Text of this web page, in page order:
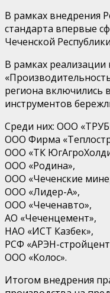
В рамках внедрения
стандарта впервые
Чеченской
В рамках
региона включились
инструментов
Среди них: ООО
ООО Фирма
ООО «ТК
ООО «Родина»,
ООО «Чеченские
ООО «Лидер-А»,
ООО «Чеченавто»,
АО «Чеченцемент»,
НАО «ИСТ Казбек»,
РСФ «АРЭН-
ООО «Колос».
Итогом внедрения